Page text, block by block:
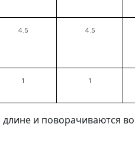
4.5 4.5
1 1
и поворачиваются